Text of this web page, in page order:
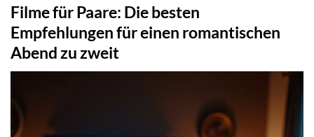
Filme für Paare: Die besten
Empfehlungen für einen romantischen
Abend zu zweit